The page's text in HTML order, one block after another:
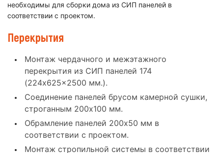
необходимы для сборки дома из СИП панелей в
соответствии с проектом.
Перекрытия
Монтаж чердачного и межэтажного
перекрытия из СИП панелей 174
(224x625x2500 мм.).
Соединение панелей брусом камерной сушки,
строганным 200x100 мм.
Обрамление панелей 200x50 мм в
соответствии с проектом.
Монтаж стропильной системы в соответствии